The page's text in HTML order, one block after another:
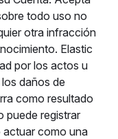
todo uso no
otra infracción
Elastic
por los actos u
daños de
como resultado
puede registrar
actuar como una